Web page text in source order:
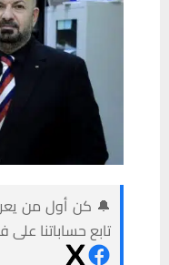
🔔 كن أول من
تابع حساباتنا